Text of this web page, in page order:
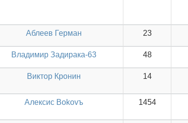
Аблеев Герман 23
Владимир Задирака-63 48
Виктор Кронин 14
Алексис Bokovъ 1454